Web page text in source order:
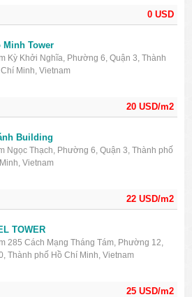
0 USD
20 USD/m2
Minh Tower
Kỳ Khởi Nghĩa, Phường 6, Quận 3, Thành
Minh, Vietnam
22 USD/m2
Building
Ngọc Thạch, Phường 6, Quận 3, Thành phố
Vietnam
25 USD/m2
TOWER
285 Cách Mạng Tháng Tám, Phường 12,
Thành phố Hồ Chí Minh, Vietnam